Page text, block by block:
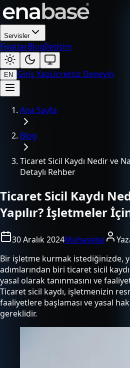
Servisler
FiyatlarBlogİletişim
EN Giriş YapÜcretsiz Deneyin
Ana Sayfa
Blog
Ticaret Sicil Kaydı Nedir ve
Detaylı Rehber
Ticaret Sicil Kaydı
Yapılır? İşletmeler
30 Aralık 2024Muhasebe
Bir işletme kurmak istediğinizde,
adımlarından biri ticaret sicil
yasal olarak tanınmasını ve
Ticaret sicil kaydı, işletmenizin
faaliyetlere başlaması ve yasal
gereklidir.